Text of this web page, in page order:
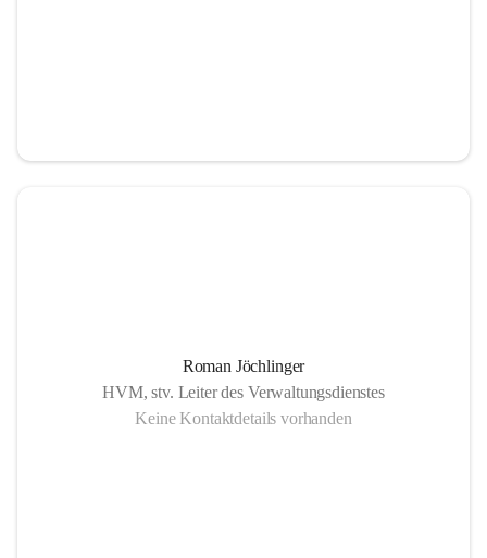
Roman Jöchlinger
HVM, stv. Leiter des Verwaltungsdienstes
Keine Kontaktdetails vorhanden